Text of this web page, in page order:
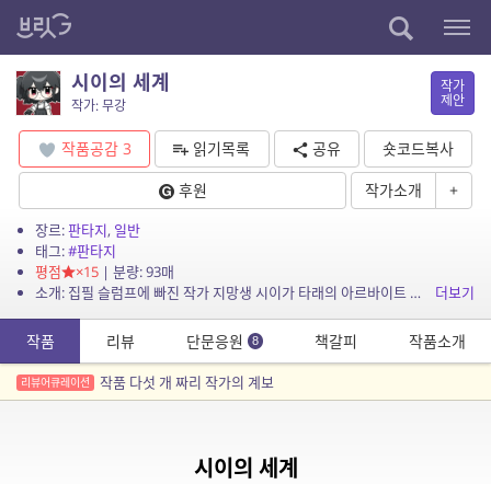
시이의 세계
작가: 무강
작가
제안
작품공감 3 읽기목록 공유
숏코드복사
후원
작가소개 +
장르:판타지, 일반
태그:#판타지
평점
×15| 분량: 93매
소개: 집필 슬럼프에 빠진 작가 지망생 시이가 타래의 아르바이트 제의를 받으면서 새로운 발견을 하게 된다. (3월 말쯤에 삭제했던 원고의 재업입니다.)
더보기
작품 리뷰 단문응원 8 책갈피 작품소개
리뷰어큐레이션 작품 다섯 개 짜리 작가의 계보
시이의 세계